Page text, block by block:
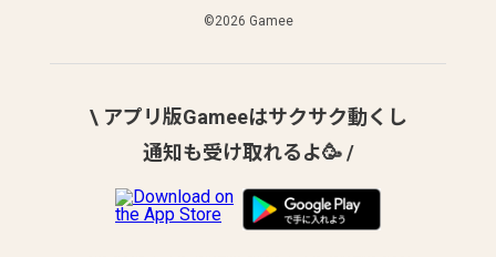
©︎2026 Gamee
\ アプリ版Gameeはサクサク動くし
通知も受け取れるよ🥳 /